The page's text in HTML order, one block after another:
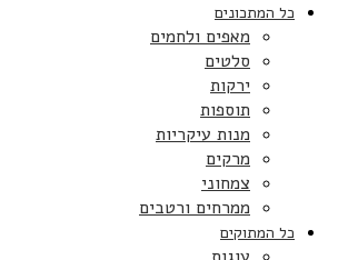
כל המתכונים
מאפים ולחמים
סלטים
ירקות
תוספות
מנות עיקריות
מרקים
צמחוני
ממרחים ורטבים
כל המתוקים